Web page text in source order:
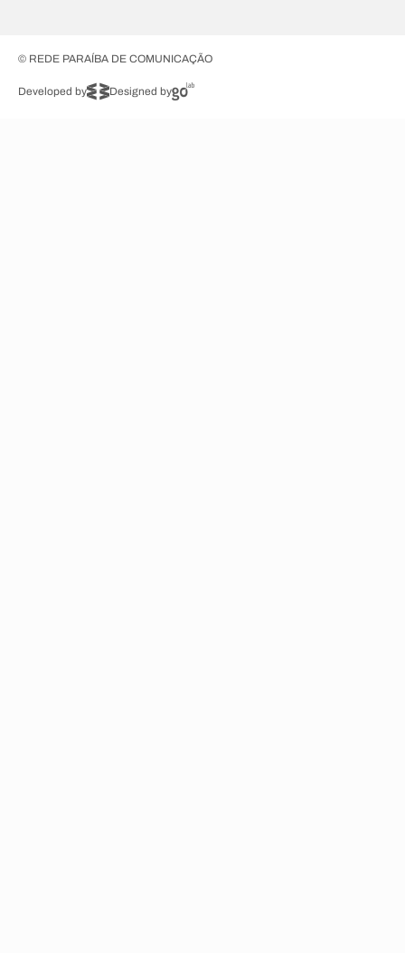
© REDE PARAÍBA DE COMUNICAÇÃO
Developed by Designed by